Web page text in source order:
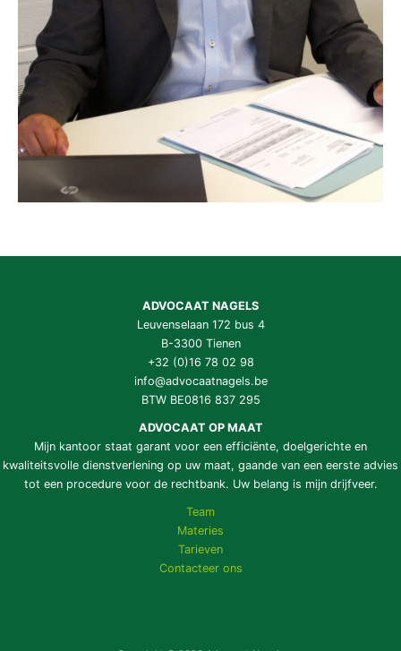
ADVOCAAT NAGELS
Leuvenselaan 172 bus 4
B-3300 Tienen
+32 (0)16 78 02 98
info@advocaatnagels.be
BTW BE0816 837 295
ADVOCAAT OP MAAT
Mijn kantoor staat garant voor een efficiënte, doelgerichte en
kwaliteitsvolle dienstverlening op uw maat, gaande van een eerste advies
tot een procedure voor de rechtbank. Uw belang is mijn drijfveer.
Team
Materies
Tarieven
Contacteer ons